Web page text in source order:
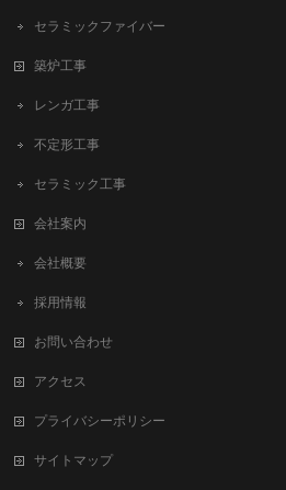
セラミックファイバー
築炉工事
レンガ工事
不定形工事
セラミック工事
会社案内
会社概要
採用情報
お問い合わせ
アクセス
プライバシーポリシー
サイトマップ